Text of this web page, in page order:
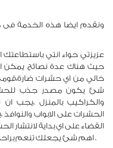
ونقدم ايضا هذه الخدمة
حيث هناك عدة نصائح يمكن
خالي من اي حشرات
شئ يكون مصدر جذب
والكراكيب بالمنزل ،يجب
الحشرات على الابواب
القضاء على اي بداية لانتشار
اهم شئ يجعلك تنعم براحة البال وتبعد عنك الحشرات بمختلف انواعها .